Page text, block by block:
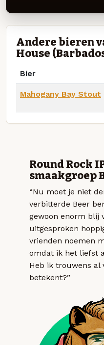
Andere bieren
House
Bier
Mahogany Bay Stout
Round Rock
smaakgroep
“Nu moet je niet
verbitterde Beer
gewoon enorm blij
uitgesproken
vrienden noemen
omdat ik het liefst
Heb ik trouwens al
betekent?”